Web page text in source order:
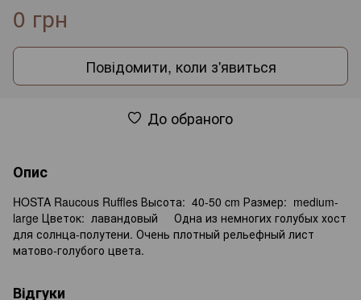
0 грн
Повідомити, коли з'явиться
До обраного
Опис
HOSTA Raucous Ruffles Высота: 40-50 cm Размер: medium-
large Цветок: лавандовый Одна из немногих голубых хост
для солнца-полутени. Очень плотный рельефный лист
матово-голубого цвета.
Відгуки